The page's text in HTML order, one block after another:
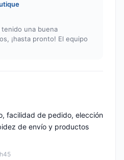
una buena
¡hasta pronto! El equipo
facilidad de pedido, elección
de envío y productos